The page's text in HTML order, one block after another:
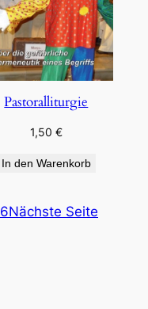
Pastoralliturgie
1,50 €
In den Warenkorb
6Nächste Seite